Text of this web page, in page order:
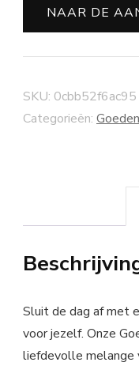
NAAR DE
SKU: 0cbb52f6ac95
Categorieën:
Sluit de dag af met
voor jezelf. Onze
liefdevolle melange